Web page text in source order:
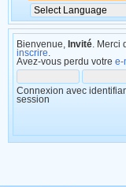
Bienvenue, Invité . Merci
inscrire
Avez-vous perdu votre e-
Connexion avec
session